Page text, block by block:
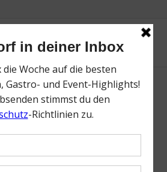
Studio Brick
21. Mai 2026 /